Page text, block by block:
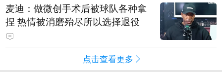
麦迪：做微创手术后被球队各种拿
捏 热情被消磨殆尽所以选择退役
点击查看更多